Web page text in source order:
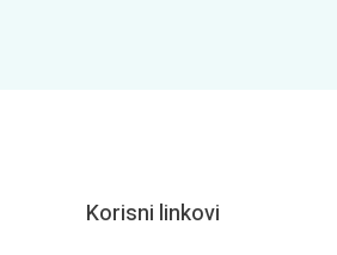
Korisni linkovi